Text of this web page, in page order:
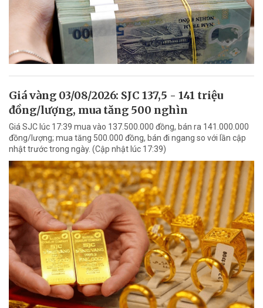
Giá vàng 03/08/2026: SJC 137,5 - 141 triệu
đồng/lượng, mua tăng 500 nghìn
Giá SJC lúc 17:39 mua vào 137.500.000 đồng, bán ra 141.000.000
đồng/lượng; mua tăng 500.000 đồng, bán đi ngang so với lần cập
nhật trước trong ngày. (Cập nhật lúc 17:39)